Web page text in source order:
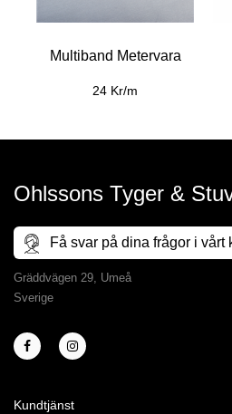
Multiband Metervara
24 Kr/m
Ohlssons Tyger &
Få svar på dina frågor i vårt
Gräddvägen 29, Umeå
Sverige
Kundtjänst